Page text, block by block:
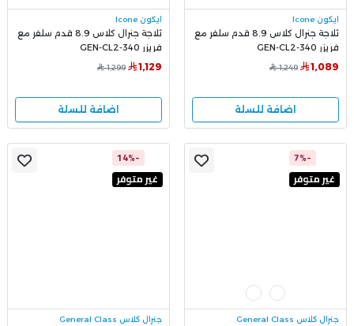
ايكون Icone
ثلاجة جنرال كلاس 8.9 قدم سلفر مع
فريزر GEN-CL2-340
1,089
1,249
اضافة للسلة
ايكون Icone
ثلاجة جنرال كلاس 8.9 قدم سلفر مع
فريزر GEN-CL2-340
1,129
1,299
اضافة للسلة
-7%
غير متوفر
جنرال كلاس General Class
-14%
غير متوفر
جنرال كلاس General Class